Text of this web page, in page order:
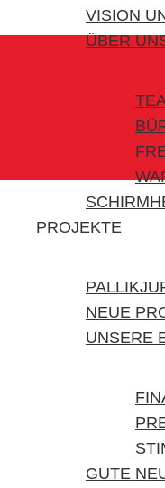
VISION
ÜBER
PROJEKTE
NEUE
UNSERE
GUTE